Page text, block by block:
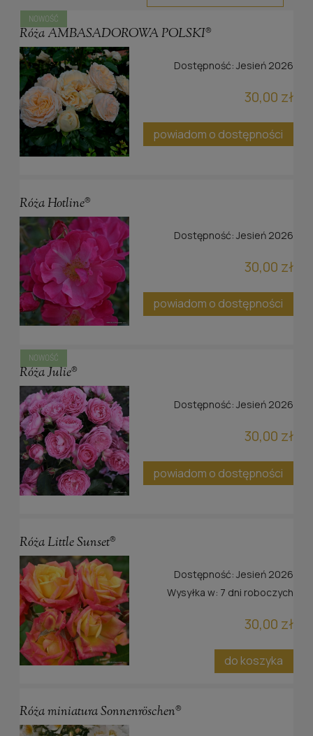
Róża AMBASADOROWA POLSKI®
Dostępność: Jesień 2026
30,00 zł
powiadom o dostępności
NOWOŚĆ
Róża Hotline®
Dostępność: Jesień 2026
30,00 zł
powiadom o dostępności
Róża Julie®
Dostępność: Jesień 2026
30,00 zł
powiadom o dostępności
NOWOŚĆ
Róża Little Sunset®
Dostępność: Jesień 2026
Wysyłka w: 7 dni roboczych
30,00 zł
do koszyka
Róża miniatura Sonnenröschen®